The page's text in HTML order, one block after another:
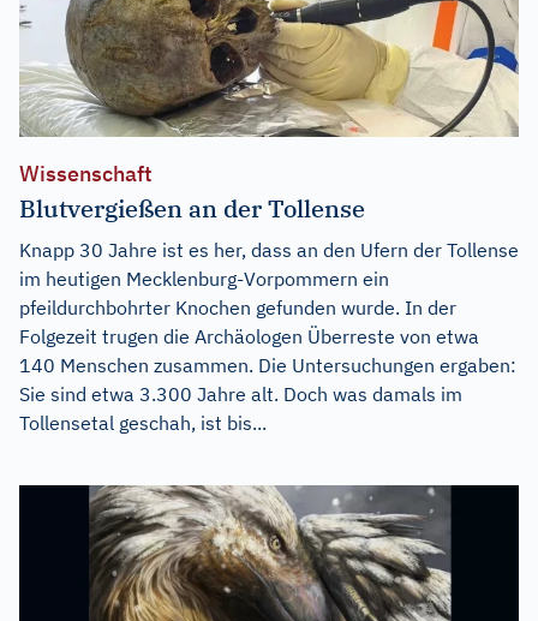
Wissenschaft
Blutvergießen an der Tollense
Knapp 30 Jahre ist es her, dass an den Ufern der Tollense
im heutigen Mecklenburg-Vorpommern ein
pfeildurchbohrter Knochen gefunden wurde. In der
Folgezeit trugen die Archäologen Überreste von etwa
140 Menschen zusammen. Die Untersuchungen ergaben:
Sie sind etwa 3.300 Jahre alt. Doch was damals im
Tollensetal geschah, ist bis...